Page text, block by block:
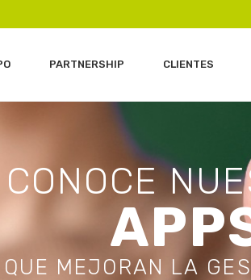
PARTNERSHIP CLIENTES
CONOCE NUE
APP
QU E M EJ O RAN LA G ES